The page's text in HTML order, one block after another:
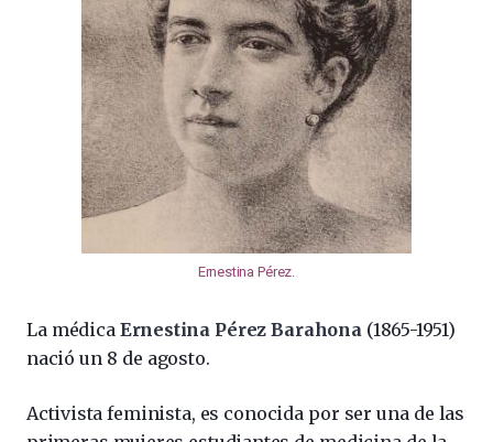
Ernestina Pérez.
La médica Ernestina Pérez Barahona(1865-1951)
nació un 8 de agosto.
Activista feminista, es conocida por ser una de las